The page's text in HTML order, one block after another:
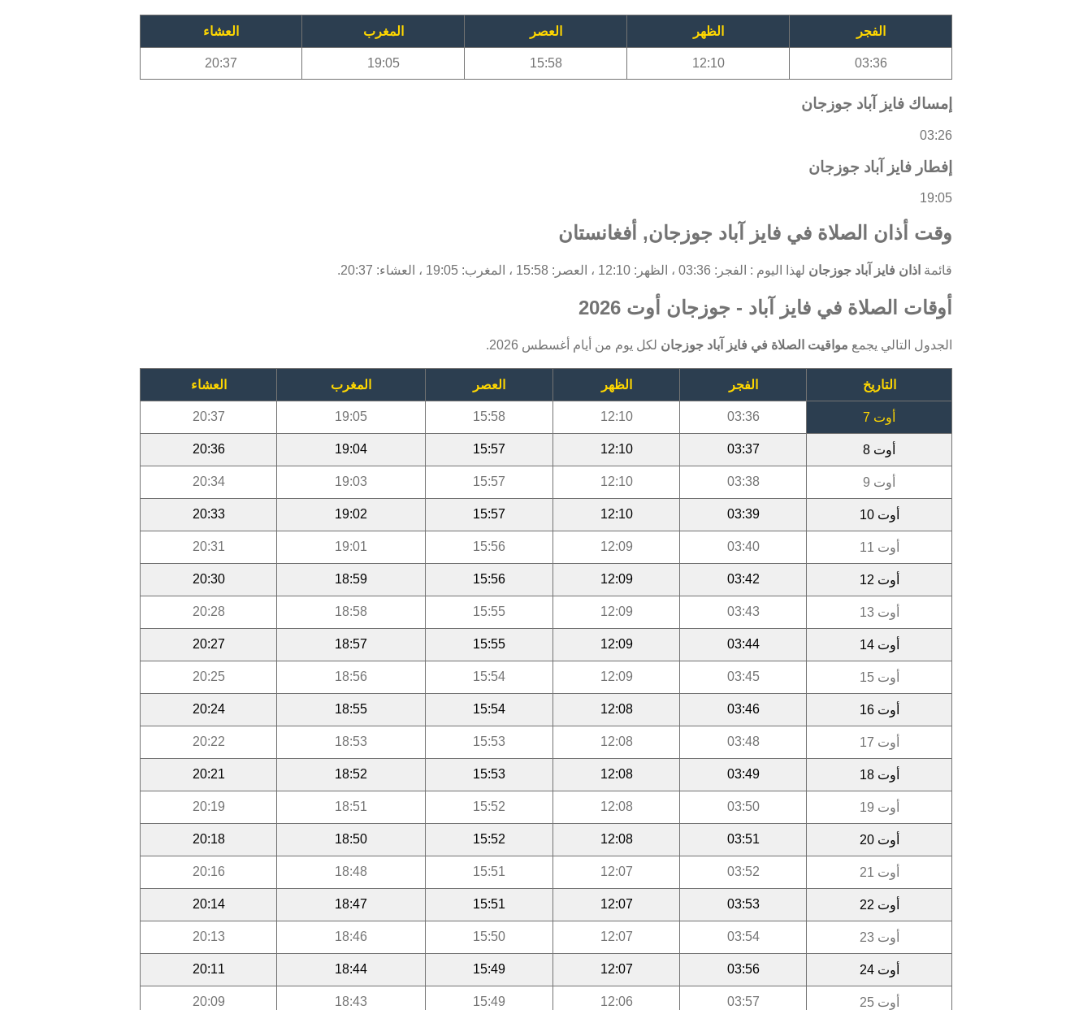
الفجر الظهر العصر المغرب العشاء
03:36
12:10
15:58
19:05
20:37
إمساك فايز آباد جوزجان
03:26
إفطار فايز آباد جوزجان
19:05
وقت أذان الصلاة في فايز آباد جوزجان, أفغانستان
قائمة اذان فايز آباد جوزجان لهذا اليوم : الفجر: 03:36 ، الظهر: 12:10 ، العصر: 15:58 ، المغرب: 19:05 ، العشاء: 20:37.
أوقات الصلاة في فايز آباد - جوزجان أوت 2026
الجدول التالي يجمع مواقيت الصلاة في فايز آباد جوزجان لكل يوم من أيام أغسطس 2026.
التاريخ الفجر الظهر العصر المغرب العشاء
أوت 7 03:36
12:10
15:58
19:05
20:37
أوت 8 03:37
12:10
15:57
19:04
20:36
أوت 9 03:38
12:10
15:57
19:03
20:34
أوت 10 03:39
12:10
15:57
19:02
20:33
أوت 11 03:40
12:09
15:56
19:01
20:31
أوت 12 03:42
12:09
15:56
18:59
20:30
أوت 13 03:43
12:09
15:55
18:58
20:28
أوت 14 03:44
12:09
15:55
18:57
20:27
أوت 15 03:45
12:09
15:54
18:56
20:25
أوت 16 03:46
12:08
15:54
18:55
20:24
أوت 17 03:48
12:08
15:53
18:53
20:22
أوت 18 03:49
12:08
15:53
18:52
20:21
أوت 19 03:50
12:08
15:52
18:51
20:19
أوت 20 03:51
12:08
15:52
18:50
20:18
أوت 21 03:52
12:07
15:51
18:48
20:16
أوت 22 03:53
12:07
15:51
18:47
20:14
أوت 23 03:54
12:07
15:50
18:46
20:13
أوت 24 03:56
12:07
15:49
18:44
20:11
أوت 25 03:57
12:06
15:49
18:43
20:09